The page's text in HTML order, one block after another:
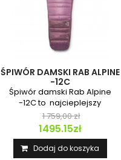
ŚPIWÓR DAMSKI RAB ALPINE
-12C
Śpiwór damski Rab Alpine
-12C to najcieplejszy
kompaktowy model do
górskich...
1 759,00 zł
1495.15zł
Dodaj do koszyka